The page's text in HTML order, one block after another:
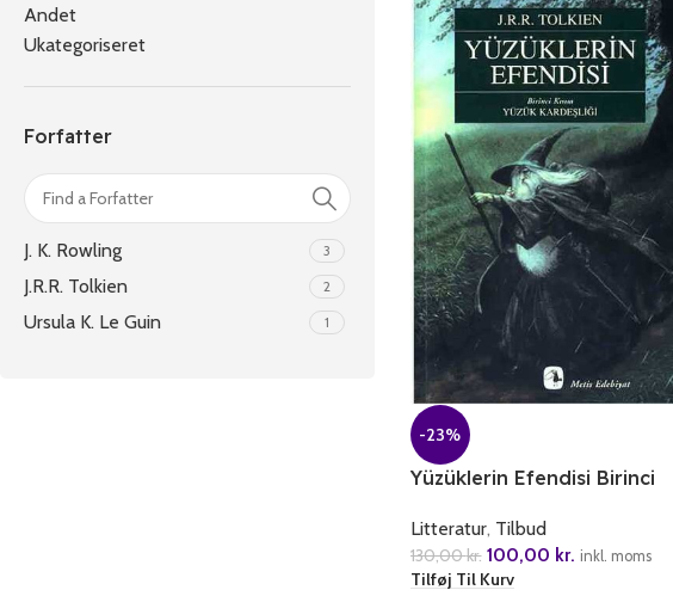
Andet
Ukategoriseret
Forfatter
J. K. Rowling 3
J.R.R. Tolkien 2
Ursula K. Le Guin 1
-23%
Yüzüklerin Efendisi Birinci
Litteratur, Tilbud
130,00kr. 100,00 kr. inkl. moms
Tilføj Til Kurv